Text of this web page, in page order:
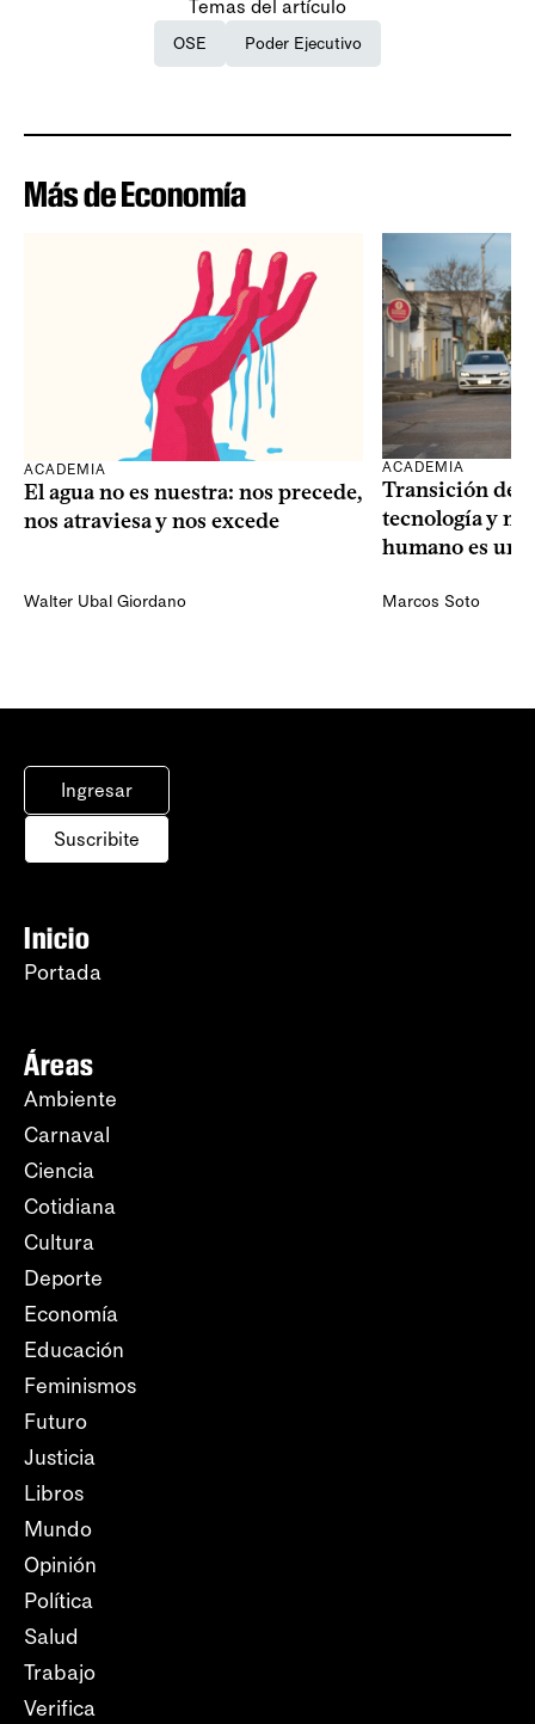
Temas del artículo
OSE Poder Ejecutivo
Más de Economía
ACADEMIA
El agua no es nuestra: nos precede,
nos atraviesa y nos excede
Walter Ubal Giordano
ACADEMIA
Transición
tecnología y
humano es
Marcos Soto
Ingresar
Suscribite
Inicio
Portada
Áreas
Ambiente
Carnaval
Ciencia
Cotidiana
Cultura
Deporte
Economía
Educación
Feminismos
Futuro
Justicia
Libros
Mundo
Opinión
Política
Salud
Trabajo
Verifica